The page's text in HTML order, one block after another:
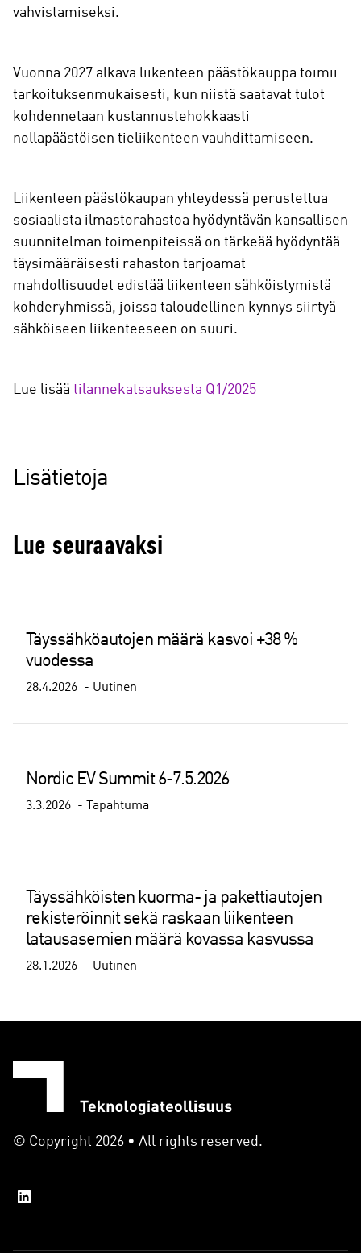
vahvistamiseksi.
Vuonna 2027 alkava liikenteen päästökauppa toimii
tarkoituksenmukaisesti, kun niistä saatavat tulot
kohdennetaan kustannustehokkaasti
nollapäästöisen tieliikenteen vauhdittamiseen.
Liikenteen päästökaupan yhteydessä perustettua
sosiaalista ilmastorahastoa hyödyntävän kansallisen
suunnitelman toimenpiteissä on tärkeää hyödyntää
täysimääräisesti rahaston tarjoamat
mahdollisuudet edistää liikenteen sähköistymistä
kohderyhmissä, joissa taloudellinen kynnys siirtyä
sähköiseen liikenteeseen on suuri.
Lue lisää tilannekatsauksesta Q1/2025
Lisätietoja
Lue seuraavaksi
Täyssähköautojen määrä kasvoi +38 %
vuodessa
28.4.2026 Uutinen
Nordic EV Summit 6-7.5.2026
3.3.2026 Tapahtuma
Täyssähköisten kuorma- ja pakettiautojen
rekisteröinnit sekä raskaan liikenteen
latausasemien määrä kovassa kasvussa
28.1.2026 Uutinen
© Copyright 2026 • All rights reserved.